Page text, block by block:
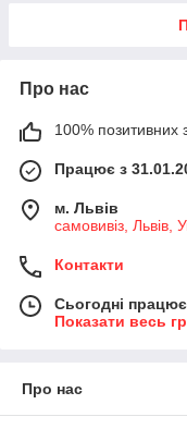
Про нас
100% позитивних з
Працює з
м. Львів
самовивіз, Львів,
Контакти
Сьогодні
Показати весь
Про нас